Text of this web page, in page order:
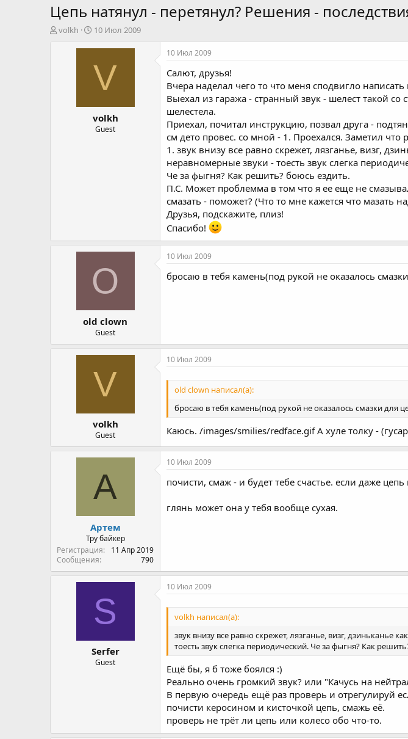
Цепь натянул - перетянул? Решения -
А
volkh
Д
т
н
а
л
а
10 Июл 2009
V
volkh
Guest
10 Июл 2009
Салют, друзья!
Вчера наделал чего то что меня сподвигло написать
Выехал из гаража - странный звук - шелест такой
шелестела.
Приехал, почитал инструкцию, позвал друга -
см дето провес. со мной - 1. Проехался. Заметил
1. звук внизу все равно скрежет, лязганье, визг,
неравномерные звуки - тоесть звук слегка
Че за фыгня? Как решить? боюсь ездить.
П.С. Может проблемма в том что я ее еще не
смазать - поможет? (Что то мне кажется что мазать
Друзья, подскажите, плиз!
Спасибо!
O
old clown
Guest
10 Июл 2009
бросаю в тебя камень(под рукой не оказалось
V
volkh
Guest
10 Июл 2009
old clown написал(а):
бросаю в тебя камень(под рукой не оказалось смазки для
Каюсь. /images/smilies/redface.gif А хуле толку -
А
Артем
Тру байкер
Регистрация
11 Апр 2019
Сообщения
790
10 Июл 2009
почисти, смаж - и будет тебе счастье. если даже
глянь может она у тебя вообще сухая.
S
Serfer
Guest
10 Июл 2009
volkh написал(а):
звук внизу все равно скрежет, лязганье, визг, дзиньканье
тоесть звук слегка периодический. Че за фыгня? Как
Ещё бы, я б тоже боялся :)
Реально очень громкий звук? или "Качусь на
В первую очередь ещё раз проверь и отрегулируй
почисти керосином и кисточкой цепь, смажь её.
проверь не трёт ли цепь или колесо обо что-то.